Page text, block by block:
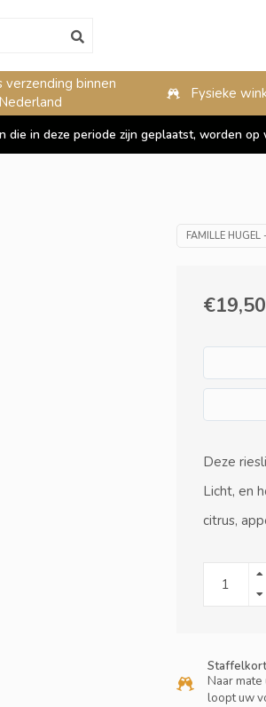
verzending binnen
Nederland
Fysieke
in deze periode zijn geplaatst, worden op
FAMILLE HUGEL
€19,50
Deze
Licht, en
citrus,
Naar
loopt uw